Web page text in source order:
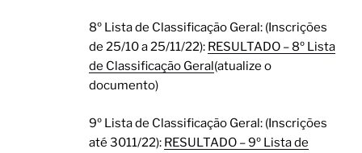
8º Lista de Classificação Geral: (Inscrições
de 25/10 a 25/11/22): RESULTADO – 8º Lista
de Classificação Geral (atualize o
documento)
9º Lista de Classificação Geral: (Inscrições
até 3011/22): RESULTADO – 9º Lista de